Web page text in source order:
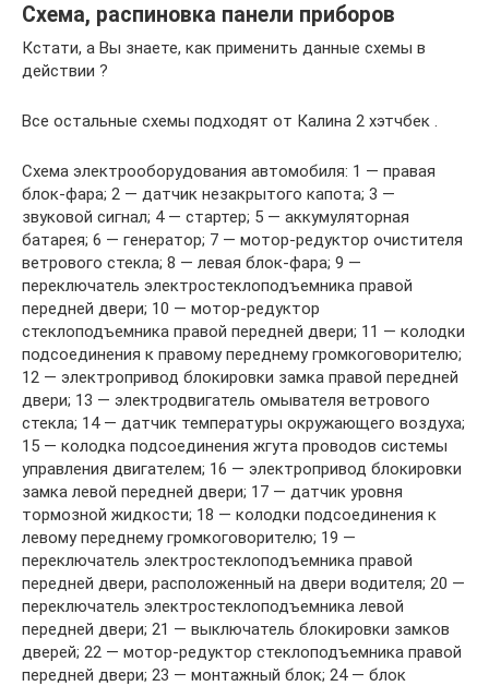
Схема, распиновка панели приборов
Кстати, а Вы знаете, как применить данные схемы в
действии ?
Все остальные схемы подходят от Калина 2 хэтчбек .
Схема электрооборудования автомобиля: 1 — правая
блок-фара; 2 — датчик незакрытого капота; 3 —
звуковой сигнал; 4 — стартер; 5 — аккумуляторная
батарея; 6 — генератор; 7 — мотор-редуктор очистителя
ветрового стекла; 8 — левая блок-фара; 9 —
переключатель электростеклоподъемника правой
передней двери; 10 — мотор-редуктор
стеклоподъемника правой передней двери; 11 — колодки
подсоединения к правому переднему громкоговорителю;
12 — электропривод блокировки замка правой передней
двери; 13 — электродвигатель омывателя ветрового
стекла; 14 — датчик температуры окружающего воздуха;
15 — колодка подсоединения жгута проводов системы
управления двигателем; 16 — электропривод блокировки
замка левой передней двери; 17 — датчик уровня
тормозной жидкости; 18 — колодки подсоединения к
левому переднему громкоговорителю; 19 —
переключатель электростеклоподъемника правой
передней двери, расположенный на двери водителя; 20 —
переключатель электростеклоподъемника левой
передней двери; 21 — выключатель блокировки замков
дверей; 22 — мотор-редуктор стеклоподъемника правой
передней двери; 23 — монтажный блок; 24 — блок